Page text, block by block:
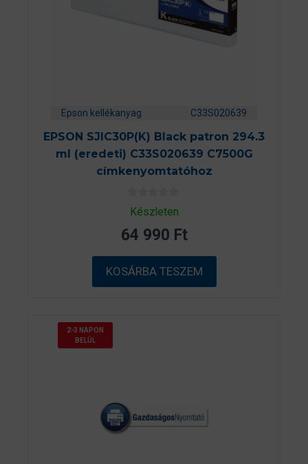
Epson kellékanyag C33S020639
EPSON SJIC30P(K) Black patron 294.3
ml (eredeti) C33S020639 C7500G
címkenyomtatóhoz
0
a
5
b
ő
l
Készleten
64 990 Ft
KOSÁRBA TESZEM
2-3 NAPON
BELÜL